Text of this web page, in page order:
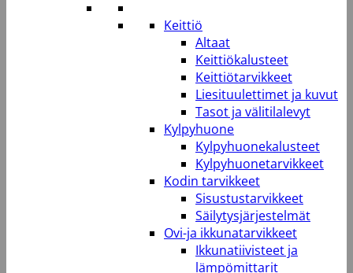
Keittiö
Altaat
Keittiökalusteet
Keittiötarvikkeet
Liesituulettimet ja kuvut
Tasot ja välitilalevyt
Kylpyhuone
Kylpyhuonekalusteet
Kylpyhuonetarvikkeet
Kodin tarvikkeet
Sisustustarvikkeet
Säilytysjärjestelmät
Ovi-ja ikkunatarvikkeet
Ikkunatiivisteet ja
lämpömittarit